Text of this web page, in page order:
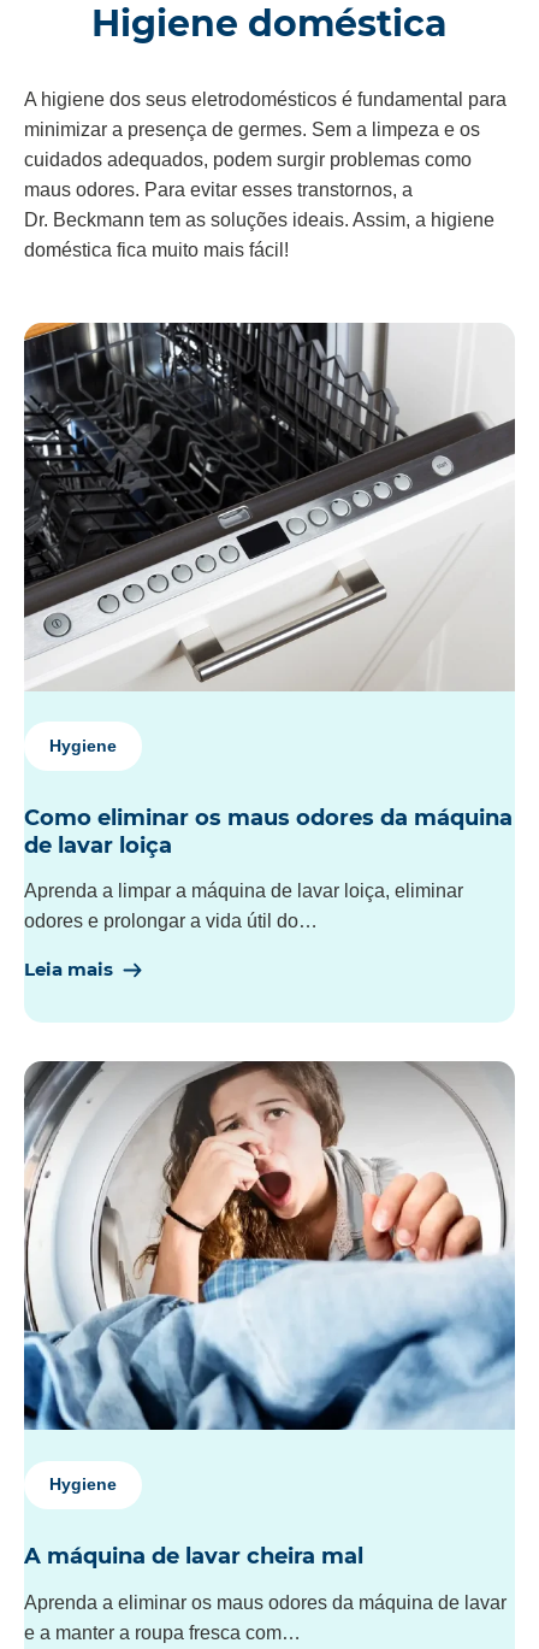
Higiene doméstica
A higiene dos seus eletrodomésticos é fundamental para
minimizar a presença de germes. Sem a limpeza e os
cuidados adequados, podem surgir problemas como
maus odores. Para evitar esses transtornos, a
Dr. Beckmann tem as soluções ideais. Assim, a higiene
doméstica fica muito mais fácil!
Hygiene
Como eliminar os maus odores da máquina
de lavar loiça
Aprenda a limpar a máquina de lavar loiça, eliminar
odores e prolongar a vida útil do…
Leia mais
Hygiene
A máquina de lavar cheira mal
Aprenda a eliminar os maus odores da máquina de lavar
e a manter a roupa fresca com…